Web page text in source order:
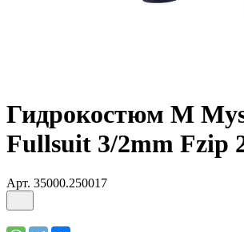
Гидрокостюм М
Fullsuit 3/2mm Fzip
Арт. 35000.250017